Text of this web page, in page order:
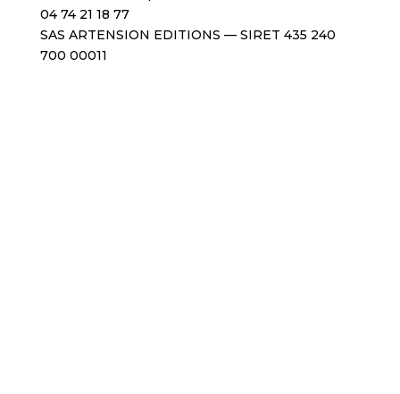
04 74 21 18 77
SAS ARTENSION EDITIONS — SIRET 435 240
700 00011